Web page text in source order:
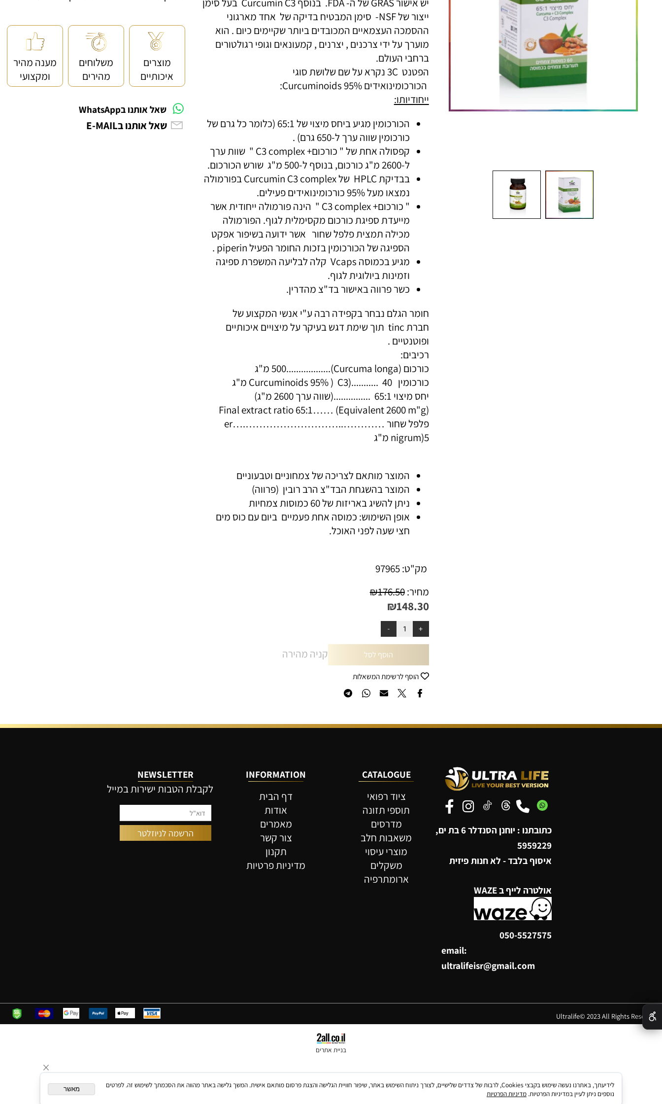
יש אישורGRASשל ה-FDA. בנוסףCurcumin C3בעל סימן
ייצור שלNSF - סימן המבטיח בדיקה של אחד מארגוני
ההסמכה העצמאיים המכובדים ביותר שקיימים כיום . הוא
מוערך על ידי צרכנים , יצרנים , קמעונאים וגופי רגולטורים
ברחבי העולם.
הפטנט 3C נקרא על שם שלושת סוגי
הכורכומינואידים
כורכומין שווה ערך ל-650 גרם) .
קפסולה אחת של " כורכום+C3 complex " שוות ערך
ל-2600 מ"ג כורכום, בנוסף ל-500 מ"ג שורש הכורכום.
בבדיקתHPLCשלCurcumin C3 complex
נמצאו מעל 95% כורכומינואידים פעילים.
" כורכום+C3 complex" הינה פורמולה ייחודית אשר
מייעדת ספיגת כורכום מקסימלית לגוף. הפורמולה
מכילה תמצית פלפל שחור אשר ידועה בשיפור אפקט
הספיגה של הכורכומין בזכות החומר הפעילpiperin
.
מגיע בכמוסהVcapsקלה לבליעה המשפרת ספיגה
וזמינות ביולוגית לגוף.
כשר פרווה באישור בד"צ מהדרין.
חומר הגלם נבחר בקפידה רבה ע"י אנשי המקצוע של
חברתtincתוך שימת דגש בעיקר על מיצויים איכותיים
ופוטנטיים .
רכיבים:
כורכום(Curcuma longa) ..................500 מ"ג
כורכומיןCurcuminoids 95% ) C3)........... 40 מ"ג
יחס מיצוי 65:1 ...............(שווה ערך 2600 מ"ג)
Final extract ratio 65:1…… (Equivalent 2600 m"g)
המוצר מותאם לצריכה של צמחוניים וטבעוניים
המוצר בהשגחת הבד"צ הרב רובין (פרווה)
ניתן להשיג באריזות של 60 כמוסות צמחיות
חצי שעה לפני האוכל.
מק"ט: 97965
מחיר: ₪176.50
₪148.30
הוסף לסל
<< קנייה מאובטחת ושירות לקוחות מעולה
מוצרים
איכותיים
משלוחים
מהירים
מענה מהיר
ומקצועי
שאל אותנו בWhatsApp
5959229
איסוף בלבד - לא חנות פיזית
אולטרה לייף ב WAZE
ultralifeisr@gmail.com
CATALOGUE
ציוד רפואי
תוספי תזונה
מדרסים
משאבות חלב
INFORMATION
דף הבית
אודות
מאמרים
NEWSLETTER
לקבלת הטבות ישירות במייל